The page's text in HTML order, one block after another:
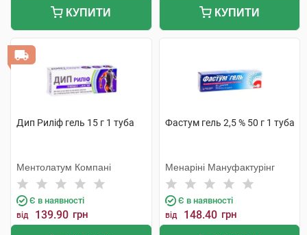
КУПИТИ КУПИТИ
Дип Риліф гель 15 г 1 туба
Ментолатум Компані
Є в наявності
від 139.90 грн
Фастум гель 2,5 % 50 г 1 туба
Менаріні Мануфактурінг
Є в наявності
від 148.40 грн